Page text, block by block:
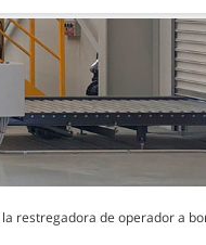
restregadora de operador a